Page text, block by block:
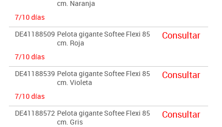
cm. Naranja
7/10 días
DE41188509 Pelota gigante Softee Flexi 85
cm. Roja
7/10 días
Consultar
DE41188539 Pelota gigante Softee Flexi 85
cm. Violeta
7/10 días
Consultar
DE41188572 Pelota gigante Softee Flexi 85
cm. Gris
Consultar